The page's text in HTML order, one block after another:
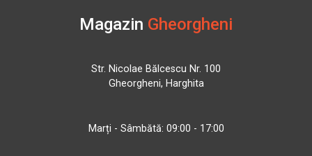
Magazin Gheorgheni
Str. Nicolae Bălcescu Nr. 100
Gheorgheni, Harghita
Marți - Sâmbătă: 09:00 - 17:00